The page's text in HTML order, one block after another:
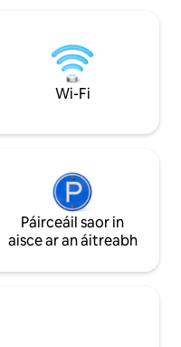
faoi
d'achar siúil:
éisc, siopaí,
phríobháideach
go dtí an 17/09/
Wi-Fi
Páirceáil saor in
aisce ar an áitreabh